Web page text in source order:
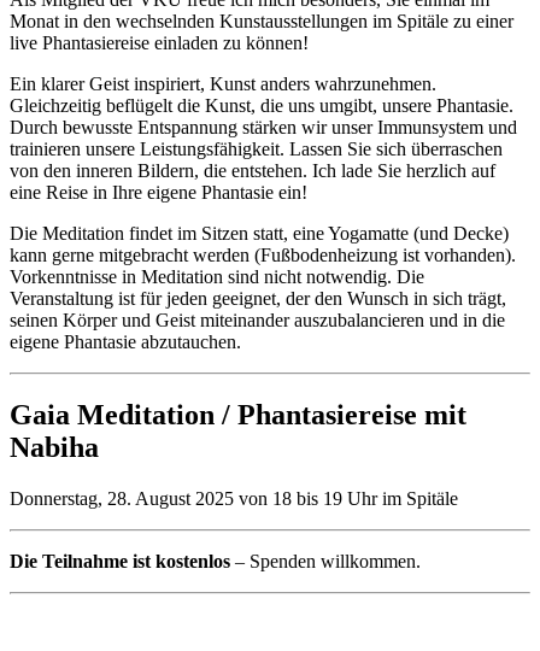
Monat in den wechselnden Kunstausstellungen im Spitäle zu einer
live Phantasiereise einladen zu können!
Ein klarer Geist inspiriert, Kunst anders wahrzunehmen.
Gleichzeitig beflügelt die Kunst, die uns umgibt, unsere Phantasie.
Durch bewusste Entspannung stärken wir unser Immunsystem und
trainieren unsere Leistungsfähigkeit. Lassen Sie sich überraschen
von den inneren Bildern, die entstehen. Ich lade Sie herzlich auf
eine Reise in Ihre eigene Phantasie ein!
Die Meditation findet im Sitzen statt, eine Yogamatte (und Decke)
kann gerne mitgebracht werden (Fußbodenheizung ist vorhanden).
Vorkenntnisse in Meditation sind nicht notwendig. Die
Veranstaltung ist für jeden geeignet, der den Wunsch in sich trägt,
seinen Körper und Geist miteinander auszubalancieren und in die
eigene Phantasie abzutauchen.
Gaia Meditation / Phantasiereise mit
Nabiha
Donnerstag, 28. August 2025 von 18 bis 19 Uhr im Spitäle
Die Teilnahme ist kostenlos – Spenden willkommen.